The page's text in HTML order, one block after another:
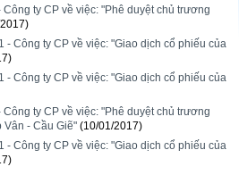
ty CP về việc: "Phê duyệt chủ trương
- Công ty CP về việc: "Giao dịch cổ phiếu của
- Công ty CP về việc: "Giao dịch cổ phiếu của
ty CP về việc: "Phê duyệt chủ trương
Vân - Cầu Giẽ" (10/01/2017)
- Công ty CP về việc: "Giao dịch cổ phiếu của